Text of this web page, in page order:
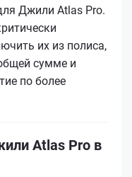
Джили Atlas Pro.
их из полиса,
сумме и
по более
Atlas Pro в